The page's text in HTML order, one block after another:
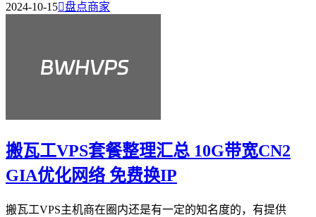
2024-10-15盘点商家
搬瓦工VPS套餐整理汇总 10G带宽CN2
GIA优化网络 免费换IP
搬瓦工VPS主机商在圈内还是有一定的知名度的，有提供